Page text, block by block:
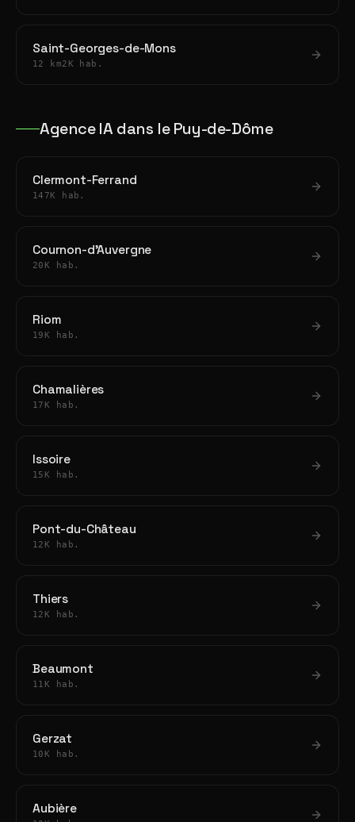
Saint-Georges-de-Mons
12 km2K hab.
Agence IA dans le Puy-de-Dôme
Clermont-Ferrand
147K hab.
Cournon-d'Auvergne
20K hab.
Riom
19K hab.
Chamalières
17K hab.
Issoire
15K hab.
Pont-du-Château
12K hab.
Thiers
12K hab.
Beaumont
11K hab.
Gerzat
10K hab.
Aubière